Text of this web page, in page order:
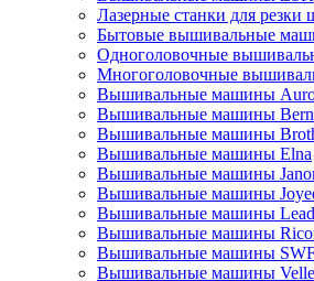
Лазерные станки для резки
Бытовые вышивальные
Одноголовочные
Многоголовочные
Вышивальные машины
Вышивальные машины
Вышивальные машины
Вышивальные машины Elna
Вышивальные машины
Вышивальные машины
Вышивальные машины
Вышивальные машины
Вышивальные машины
Вышивальные машины